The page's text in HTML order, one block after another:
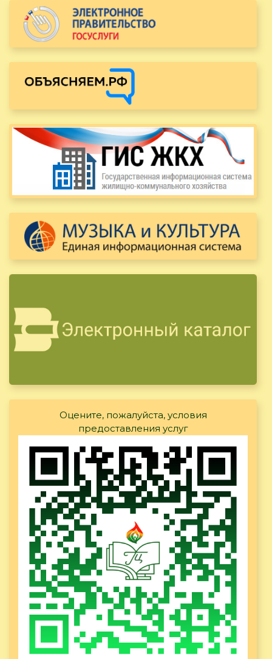
Оцените, пожалуйста, условия
предоставления услуг